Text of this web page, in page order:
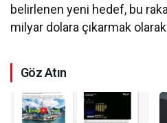
belirlenen yeni hedef, bu
milyar dolara çıkarmak olarak
Göz Atın